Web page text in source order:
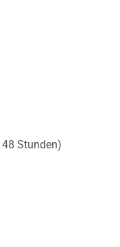
Stunden)